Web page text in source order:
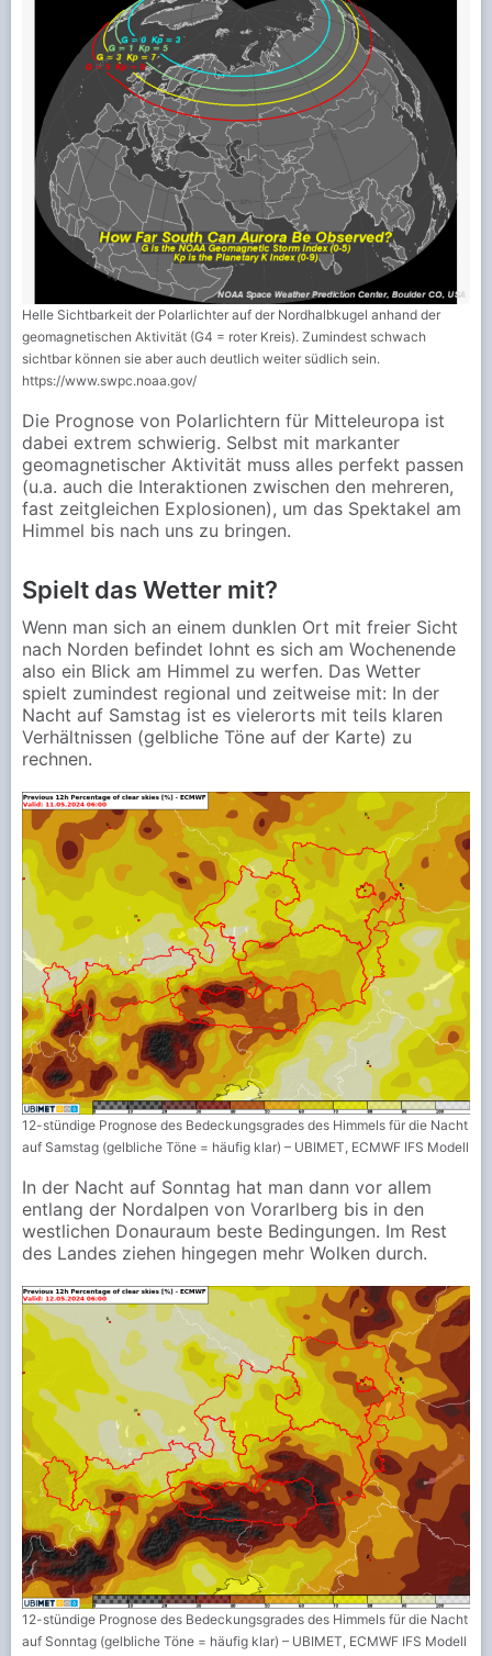
Helle Sichtbarkeit der Polarlichter auf der Nordhalbkugel anhand der
geomagnetischen Aktivität (G4 = roter Kreis). Zumindest schwach
sichtbar können sie aber auch deutlich weiter südlich sein.
https://www.swpc.noaa.gov/
Die Prognose von Polarlichtern für Mitteleuropa ist
dabei extrem schwierig. Selbst mit markanter
geomagnetischer Aktivität muss alles perfekt passen
(u.a. auch die Interaktionen zwischen den mehreren,
fast zeitgleichen Explosionen), um das Spektakel am
Himmel bis nach uns zu bringen.
Spielt das Wetter mit?
Wenn man sich an einem dunklen Ort mit freier Sicht
nach Norden befindet lohnt es sich am Wochenende
also ein Blick am Himmel zu werfen. Das Wetter
spielt zumindest regional und zeitweise mit: In der
Nacht auf Samstag ist es vielerorts mit teils klaren
Verhältnissen (gelbliche Töne auf der Karte) zu
rechnen.
12-stündige Prognose des Bedeckungsgrades des Himmels für die Nacht
auf Samstag (gelbliche Töne = häufig klar) – UBIMET, ECMWF IFS Modell
In der Nacht auf Sonntag hat man dann vor allem
entlang der Nordalpen von Vorarlberg bis in den
westlichen Donauraum beste Bedingungen. Im Rest
des Landes ziehen hingegen mehr Wolken durch.
12-stündige Prognose des Bedeckungsgrades des Himmels für die Nacht
auf Sonntag (gelbliche Töne = häufig klar) – UBIMET, ECMWF IFS Modell